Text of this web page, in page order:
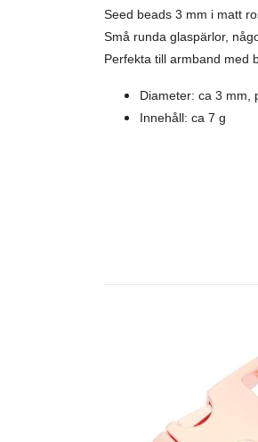
Seed beads 3 mm i matt
Små runda glaspärlor,
Perfekta till armband med
Diameter: ca 3 mm,
Innehåll: ca 7 g